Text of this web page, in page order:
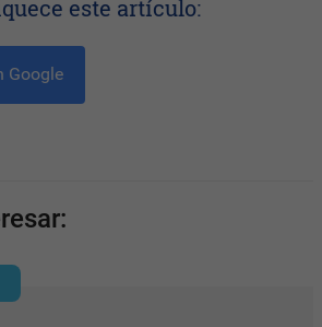
este artículo:
Google